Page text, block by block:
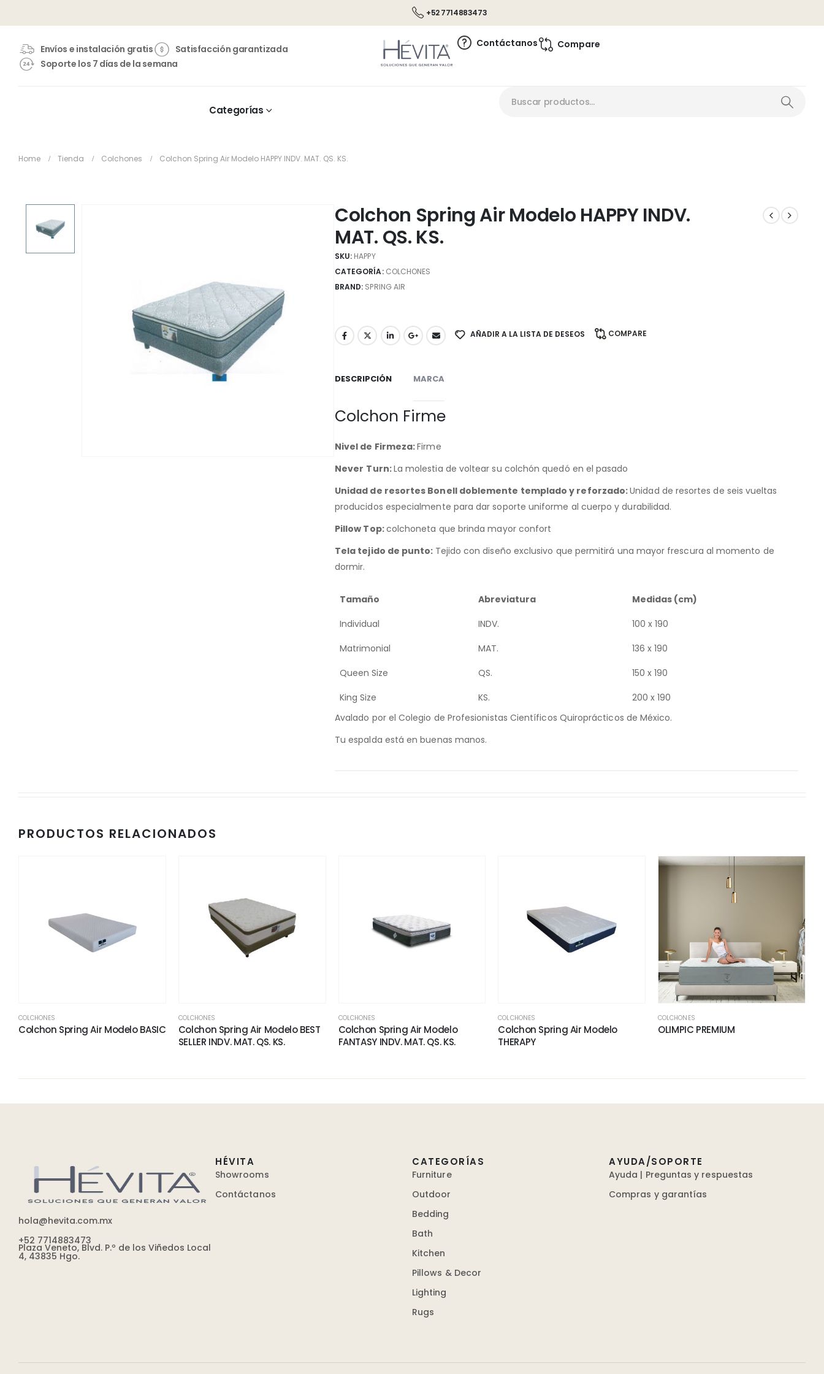
+52 7714883473
Envíos e instalación gratis
Satisfacción garantizada
Soporte los 7 días de la semana
Contáctanos Compare
Categorías
Home Tienda Colchones Colchon Spring Air Modelo HAPPY INDV. MAT. QS. KS.
Colchon Spring Air Modelo HAPPY INDV.
MAT. QS. KS.
SKU: HAPPY
CATEGORÍA: COLCHONES
BRAND: SPRING AIR
AÑADIR A LA LISTA DE DESEOS COMPARE
DESCRIPCIÓN MARCA
Colchon Firme
Nivel de Firmeza:Firme
Never Turn:La molestia de voltear su colchón quedó en el pasado
Unidad de resortes Bonelldoblemente templado y reforzado:Unidad de resortes de seis vueltas
producidos especialmente para dar soporte uniforme al cuerpo y durabilidad.
Pillow Top:colchoneta que brinda mayor confort
Tela tejido de punto: Tejido con diseño exclusivo que permitirá una mayor frescura al momento de
dormir.
Tamaño Abreviatura
Medidas (cm)
Individual
INDV.
100 x 190
Matrimonial
MAT.
136 x 190
Queen Size
QS.
150 x 190
King Size
KS.
200 x 190
Avalado por el Colegio de Profesionistas Científicos Quiroprácticos de México.
Tu espalda está en buenas manos.
PRODUCTOS RELACIONADOS
COLCHONES
Colchon Spring Air Modelo BASIC
COLCHONES
Colchon Spring Air Modelo BEST
SELLER INDV. MAT. QS. KS.
COLCHONES
Colchon Spring Air Modelo
FANTASY INDV. MAT. QS. KS.
COLCHONES
Colchon Spring Air Modelo
THERAPY
COLCHONES
OLIMPIC PREMIUM
hola@hevita.com.mx
+52 7714883473
Plaza Veneto, Blvd. P.º de los Viñedos Local
4, 43835 Hgo.
HÉVITA
Showrooms
Contáctanos
CATEGORÍAS
Furniture
Outdoor
Bedding
Bath
Kitchen
Pillows & Decor
Lighting
Rugs
AYUDA/SOPORTE
Ayuda | Preguntas y respuestas
Compras y garantías